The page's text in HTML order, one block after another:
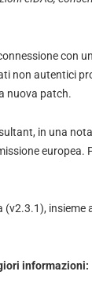
con
non autentici
nuova patch.
in una
insieme
informazioni: